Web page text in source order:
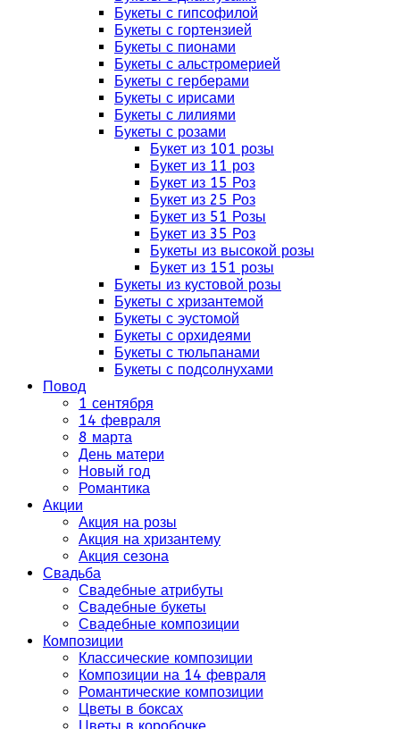
Букеты с гипсофилой
Букеты с гортензией
Букеты с пионами
Букеты с альстромерией
Букеты с герберами
Букеты с ирисами
Букеты с лилиями
Букеты с розами
Букет из 101 розы
Букет из 11 роз
Букет из 15 Роз
Букет из 25 Роз
Букет из 51 Розы
Букет из 35 Роз
Букеты из высокой розы
Букет из 151 розы
Букеты из кустовой розы
Букеты с хризантемой
Букеты с эустомой
Букеты с орхидеями
Букеты с тюльпанами
Букеты с подсолнухами
Повод
1 сентября
14 февраля
8 марта
День матери
Новый год
Романтика
Акции
Акция на розы
Акция на хризантему
Акция сезона
Свадьба
Свадебные атрибуты
Свадебные букеты
Свадебные композиции
Композиции
Классические композиции
Композиции на 14 февраля
Романтические композиции
Цветы в боксах